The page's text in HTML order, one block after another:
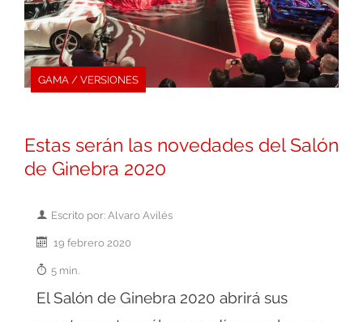
GAMA / VERSIONES
Estas serán las novedades del Salón
de Ginebra 2020
Escrito por: Alvaro Avilés
19 febrero 2020
5 min.
El Salón de Ginebra 2020 abrirá sus